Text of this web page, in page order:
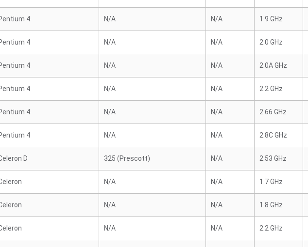
4 N/A N/A 1.9 GHz
4 N/A N/A 2.0 GHz
4 N/A N/A 2.0A GHz
4 N/A N/A 2.2 GHz
4 N/A N/A 2.66 GHz
4 N/A N/A 2.8C GHz
D 325 (Prescott) N/A 2.53 GHz
N/A N/A 1.7 GHz
N/A N/A 1.8 GHz
N/A N/A 2.2 GHz